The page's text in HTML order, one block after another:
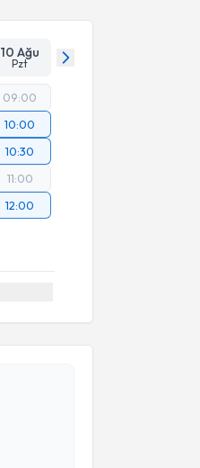
10 Ağu
Pzt
09:00
10:00
10:30
11:00
12:00